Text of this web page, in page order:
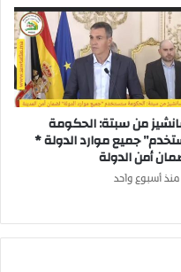
من سبتة: الحكومة
جميع موارد الدولة *
أمن الدولة
منذ أسبوع واحد